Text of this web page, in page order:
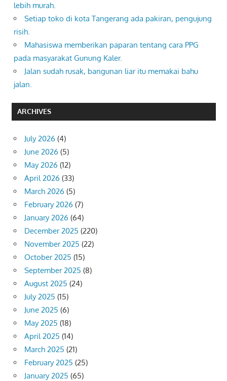
lebih murah.
Setiap toko di kota Tangerang ada pakiran, pengujung
risih.
Mahasiswa memberikan paparan tentang cara PPG
pada masyarakat Gunung Kaler.
Jalan sudah rusak, bangunan liar itu memakai bahu
jalan.
ARCHIVES
July 2026 (4)
June 2026 (5)
May 2026 (12)
April 2026 (33)
March 2026 (5)
February 2026 (7)
January 2026 (64)
December 2025 (220)
November 2025 (22)
October 2025 (15)
September 2025 (8)
August 2025 (24)
July 2025 (15)
June 2025 (6)
May 2025 (18)
April 2025 (14)
March 2025 (21)
February 2025 (25)
January 2025 (65)